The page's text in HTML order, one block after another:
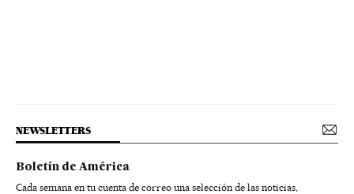
NEWSLETTERS
Boletín de América
Cada semana en tu cuenta de correo una selección de las noticias,